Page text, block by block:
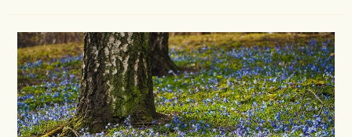
Trädgårdsdesigna
biologisk
mångfald
i
gräsmattan